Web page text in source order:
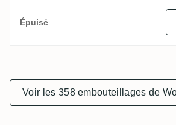
Épuisé
Voir les 358 embouteillages de